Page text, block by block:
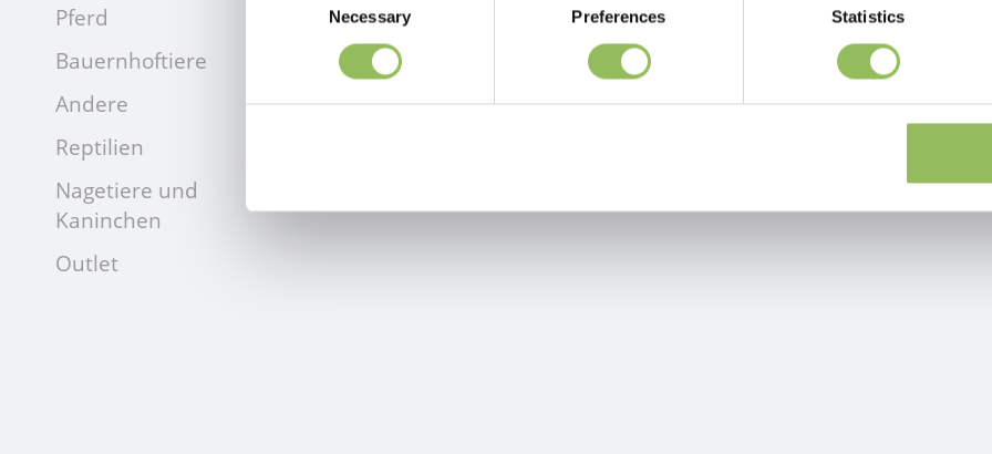
Necessary Preferences Statistics
Pferd
Bauernhoftiere
Andere
Reptilien
Nagetiere und
Kaninchen
Outlet